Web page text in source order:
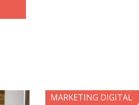
MARKETING DIGITAL